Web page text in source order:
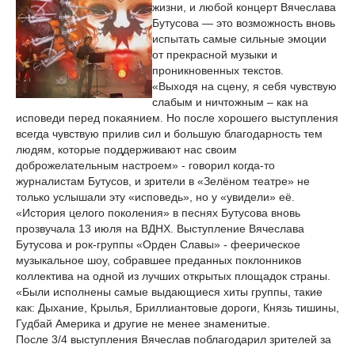
жизни, и любой концерт Вячеслава
Бутусова — это возможность вновь
испытать самые сильные эмоции
от прекрасной музыки и
проникновенных текстов.
«Выходя на сцену, я себя чувствую
слабым и ничтожным – как на
исповеди перед покаянием. Но после хорошего выступления
всегда чувствую прилив сил и большую благодарность тем
людям, которые поддерживают нас своим
доброжелательным настроем» - говорил когда-то
журналистам Бутусов, и зрители в «Зелёном театре» не
только услышали эту «исповедь», но у «увидели» её.
«История целого поколения» в песнях Бутусова вновь
прозвучала 13 июля на ВДНХ. Выступление Вячеслава
Бутусова и рок-группы «Орден Славы» - феерическое
музыкальное шоу, собравшее преданных поклонников
коллектива на одной из лучших открытых площадок страны.
«Были исполнены самые выдающиеся хиты группы, такие
как: Дыхание, Крылья, Бриллиантовые дороги, Князь тишины,
Гудбай Америка и другие не менее знаменитые.
После 3/4 выступления Вячеслав поблагодарил зрителей за